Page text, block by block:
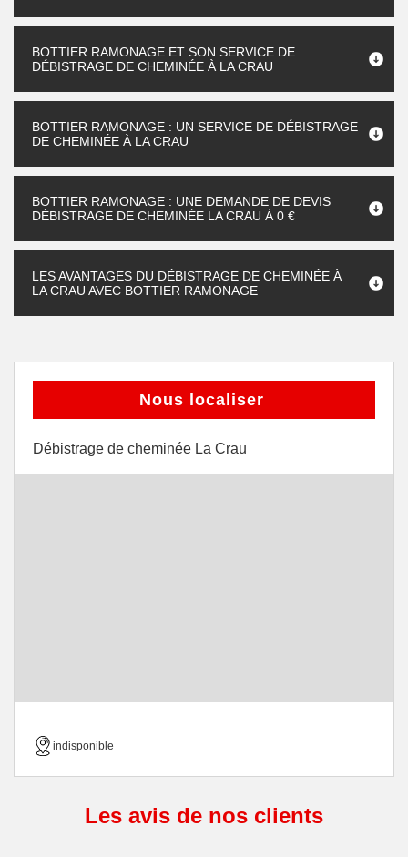
BOTTIER RAMONAGE ET SON SERVICE DE
DÉBISTRAGE DE CHEMINÉE À LA CRAU
BOTTIER RAMONAGE : UN SERVICE DE DÉBISTRAGE
DE CHEMINÉE À LA CRAU
BOTTIER RAMONAGE : UNE DEMANDE DE DEVIS
DÉBISTRAGE DE CHEMINÉE LA CRAU À 0 €
LES AVANTAGES DU DÉBISTRAGE DE CHEMINÉE À
LA CRAU AVEC BOTTIER RAMONAGE
Nous localiser
Débistrage de cheminée La Crau
indisponible
Les avis de nos clients